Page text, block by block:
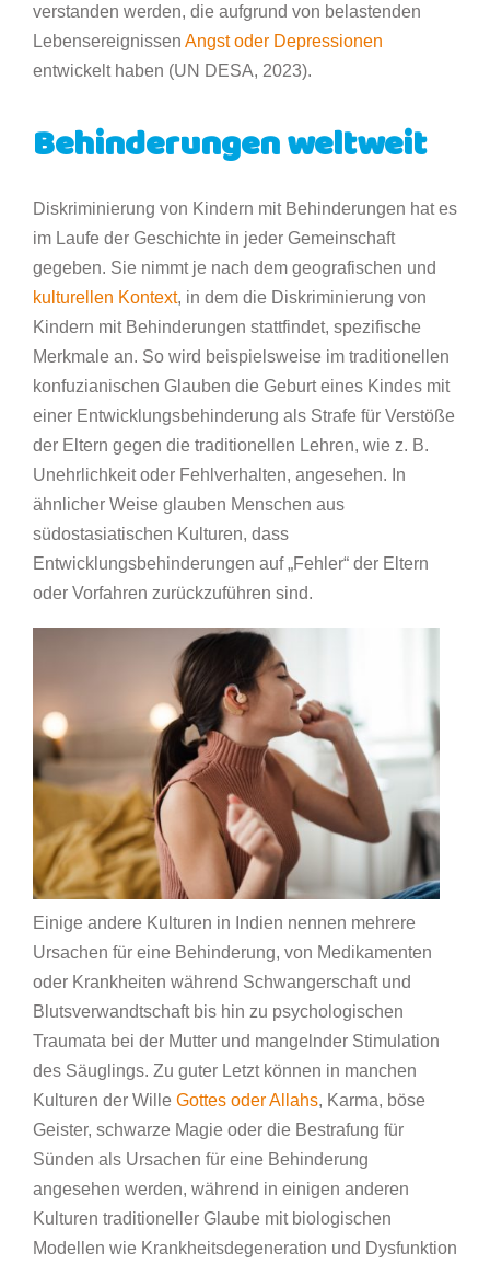
verstanden werden, die aufgrund von belastenden
Lebensereignissen Angst oder Depressionen
entwickelt haben (UN DESA, 2023).
Behinderungen weltweit
Diskriminierung von Kindern mit Behinderungen hat es
im Laufe der Geschichte in jeder Gemeinschaft
gegeben. Sie nimmt je nach dem geografischen und
kulturellen Kontext, in dem die Diskriminierung von
Kindern mit Behinderungen stattfindet, spezifische
Merkmale an. So wird beispielsweise im traditionellen
konfuzianischen Glauben die Geburt eines Kindes mit
einer Entwicklungsbehinderung als Strafe für Verstöße
der Eltern gegen die traditionellen Lehren, wie z. B.
Unehrlichkeit oder Fehlverhalten, angesehen. In
ähnlicher Weise glauben Menschen aus
südostasiatischen Kulturen, dass
Entwicklungsbehinderungen auf „Fehler“ der Eltern
oder Vorfahren zurückzuführen sind.
Einige andere Kulturen in Indien nennen mehrere
Ursachen für eine Behinderung, von Medikamenten
oder Krankheiten während Schwangerschaft und
Blutsverwandtschaft bis hin zu psychologischen
Traumata bei der Mutter und mangelnder Stimulation
des Säuglings. Zu guter Letzt können in manchen
Kulturen der Wille Gottes oder Allahs, Karma, böse
Geister, schwarze Magie oder die Bestrafung für
Sünden als Ursachen für eine Behinderung
angesehen werden, während in einigen anderen
Kulturen traditioneller Glaube mit biologischen
Modellen wie Krankheitsdegeneration und Dysfunktion